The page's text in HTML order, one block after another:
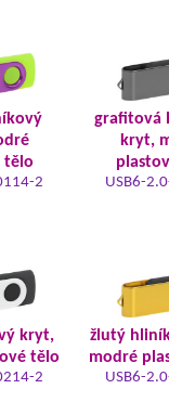
tělo
2
grafitová
kryt,
USB6-
kryt,
tělo
2
žlutý
modré
USB6-